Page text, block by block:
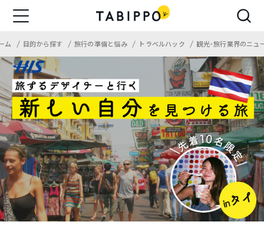
ム 目的から探す 旅行の準備と悩み トラベルハック 観光・旅行業界のニュ